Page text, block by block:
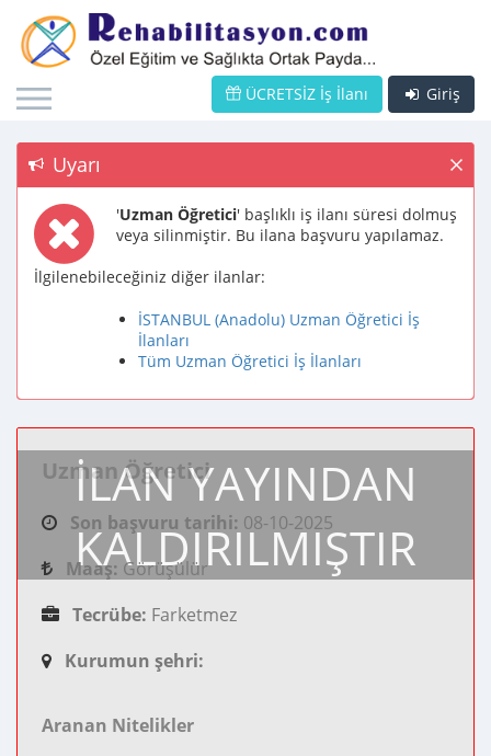
Giriş
ÜCRETSİZ İş İlanı
Uyarı
'Uzman Öğretici' başlıklı iş ilanı süresi dolmuş
veya silinmiştir. Bu ilana başvuru yapılamaz.
İlgilenebileceğiniz diğer ilanlar:
İSTANBUL (Anadolu) Uzman Öğretici İş
İlanları
Tüm Uzman Öğretici İş İlanları
İLAN YAYINDAN
KALDIRILMIŞTIR
Uzman Öğretici
Son başvuru tarihi: 08-10-2025
Maaş: Görüşülür
Tecrübe: Farketmez
Kurumun şehri:
Aranan Nitelikler